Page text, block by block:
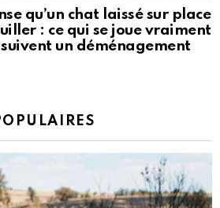
qu’un chat laissé sur place
: ce qui se joue vraiment
un déménagement